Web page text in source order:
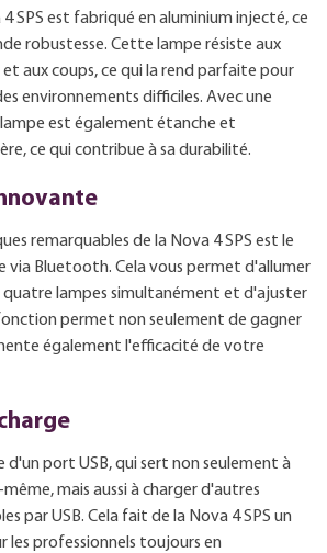
SPS est fabriqué en aluminium injecté, ce
robustesse. Cette lampe résiste aux
aux coups, ce qui la rend parfaite pour
environnements difficiles. Avec une
lampe est également étanche et
ce qui contribue à sa durabilité.
remarquables de la Nova 4 SPS est le
via Bluetooth. Cela vous permet d'allumer
lampes simultanément et d'ajuster
permet non seulement de gagner
également l'efficacité de votre
d'un port USB, qui sert non seulement à
mais aussi à charger d'autres
par USB. Cela fait de la Nova 4 SPS un
les professionnels toujours en